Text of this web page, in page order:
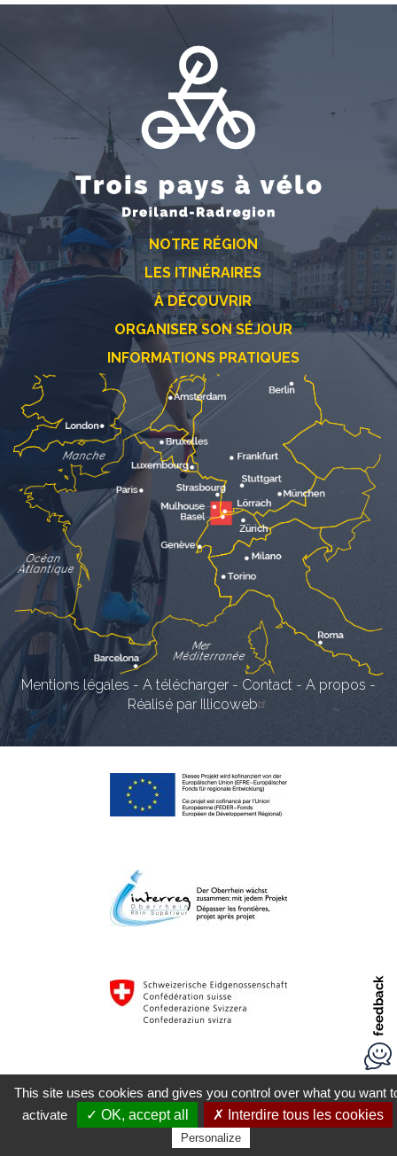
NOTRE RÉGION
LES ITINÉRAIRES
À DÉCOUVRIR
ORGANISER SON SÉJOUR
INFORMATIONS PRATIQUES
Mentions légales - A télécharger - Contact - A propos -
Réalisé par Illicoweb
This site uses cookies and gives you control over what you want
activate
✓ OK, accept all ✗ Interdire tous les cookies
Personalize